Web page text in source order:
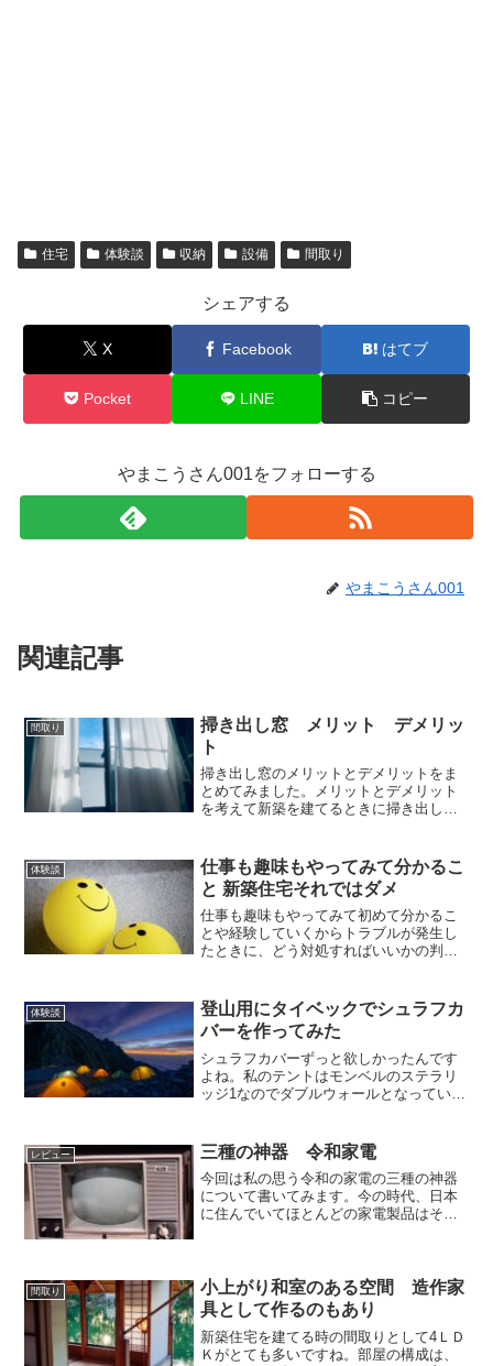
住宅 体験談 収納 設備 間取り
シェアする
X Facebook はてブ
Pocket LINE コピー
やまこうさん001をフォローする
やまこうさん001
関連記事
間取り
掃き出し窓 メリット デメリッ
ト
掃き出し窓のメリットとデメリットをま
とめてみました。メリットとデメリット
を考えて新築を建てるときに掃き出し窓
体験談
仕事も趣味もやってみて分かるこ
と 新築住宅それではダメ
仕事も趣味もやってみて初めて分かるこ
とや経験していくからトラブルが発生し
たときに、どう対処すればいいかの判断
になりがちなので予行練習のために早く
から情報集めをした方がよいと思いま
す。
体験談
登山用にタイベックでシュラフカ
バーを作ってみた
シュラフカバーずっと欲しかったんです
よね。私のテントはモンベルのステラリ
ッジ1なのでダブルウォールとなっている
性があるのでシュラフカバーを持ってお
きたいと考えてました。...
レビュー 三種の神器 令和家電
今回は私の思う令和の家電の三種の神器
について書いてみます。今の時代、日本
に住んでいてほとんどの家電製品はそろ
洗機ドラム式洗...
間取り
小上がり和室のある空間 造作家
具として作るのもあり
新築住宅を建てる時の間取りとして4ＬＤ
Ｋがとても多いですね。部屋の構成は、